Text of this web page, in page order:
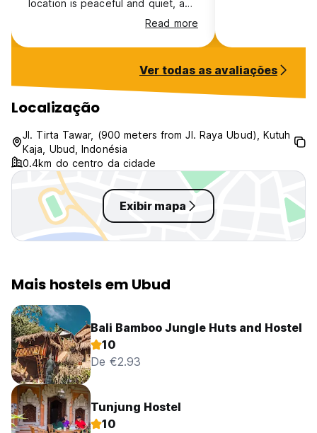
location is peaceful and quiet, a
15-minute walk from the centre
and has nice restaurants and
massage places very nearby
Read more
Ver todas as avaliações
Localização
Jl. Tirta Tawar, (900 meters from Jl. Raya Ubud), Kutuh
Kaja, Ubud, Indonésia
0.4km do centro da cidade
Exibir mapa
Mais hostels em Ubud
Bali Bamboo Jungle Huts and Hostel
10
De €2.93
Tunjung Hostel
10